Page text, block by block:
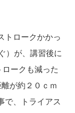
トロークかかっ
）が、講習後に
ークも減った
が約２０ｃｍ
で、トライアス